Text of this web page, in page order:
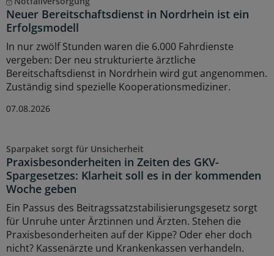
Neuer Bereitschaftsdienst in Nordrhein ist ein
Erfolgsmodell
In nur zwölf Stunden waren die 6.000 Fahrdienste
vergeben: Der neu strukturierte ärztliche
Bereitschaftsdienst in Nordrhein wird gut angenommen.
Zuständig sind spezielle Kooperationsmediziner.
07.08.2026
Sparpaket sorgt für Unsicherheit
Praxisbesonderheiten in Zeiten des GKV-
Spargesetzes: Klarheit soll es in der kommenden
Woche geben
Ein Passus des Beitragssatzstabilisierungsgesetz sorgt
für Unruhe unter Ärztinnen und Ärzten. Stehen die
Praxisbesonderheiten auf der Kippe? Oder eher doch
nicht? Kassenärzte und Krankenkassen verhandeln.